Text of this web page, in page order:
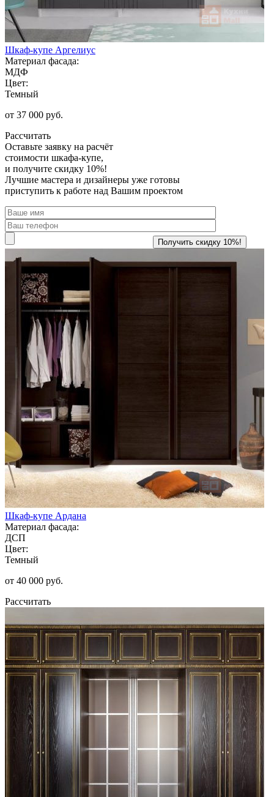
Шкаф-купе Аргелиус
Материал фасада:
МДФ
Цвет:
Темный
от 37 000 руб.
Рассчитать
Оставьте заявку на расчёт
стоимости шкафа-купе,
и получите скидку 10%!
Лучшие мастера и дизайнеры уже готовы
приступить к работе над Вашим проектом
Шкаф-купе Ардана
Материал фасада:
ДСП
Цвет:
Темный
от 40 000 руб.
Рассчитать